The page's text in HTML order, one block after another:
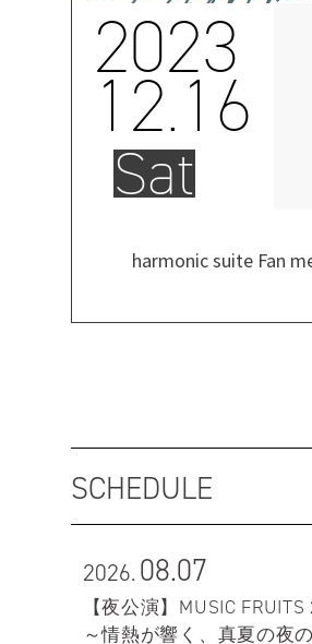
2023
12.16
Sat
harmonic suite Fan
SCHEDULE
2026.08.07
【夜公演】MUSIC FRUITS
～情熱が響く、真夏の夜